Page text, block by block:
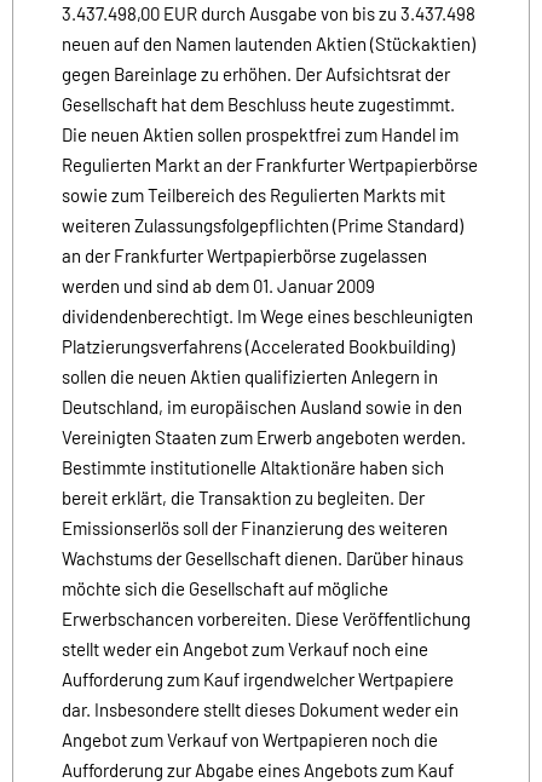
3.437.498,00 EUR durch Ausgabe von bis zu 3.437.498
neuen auf den Namen lautenden Aktien (Stückaktien)
gegen Bareinlage zu erhöhen. Der Aufsichtsrat der
Gesellschaft hat dem Beschluss heute zugestimmt.
Die neuen Aktien sollen prospektfrei zum Handel im
Regulierten Markt an der Frankfurter Wertpapierbörse
sowie zum Teilbereich des Regulierten Markts mit
weiteren Zulassungsfolgepflichten (Prime Standard)
an der Frankfurter Wertpapierbörse zugelassen
werden und sind ab dem 01. Januar 2009
dividendenberechtigt. Im Wege eines beschleunigten
Platzierungsverfahrens (Accelerated Bookbuilding)
sollen die neuen Aktien qualifizierten Anlegern in
Deutschland, im europäischen Ausland sowie in den
Vereinigten Staaten zum Erwerb angeboten werden.
Bestimmte institutionelle Altaktionäre haben sich
bereit erklärt, die Transaktion zu begleiten. Der
Emissionserlös soll der Finanzierung des weiteren
Wachstums der Gesellschaft dienen. Darüber hinaus
möchte sich die Gesellschaft auf mögliche
Erwerbschancen vorbereiten. Diese Veröffentlichung
stellt weder ein Angebot zum Verkauf noch eine
Aufforderung zum Kauf irgendwelcher Wertpapiere
dar. Insbesondere stellt dieses Dokument weder ein
Angebot zum Verkauf von Wertpapieren noch die
Aufforderung zur Abgabe eines Angebots zum Kauf